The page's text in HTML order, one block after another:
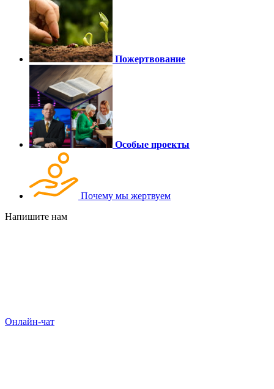
Пожертвование
Особые проекты
Почему мы жертвуем
Напишите нам
Онлайн-чат